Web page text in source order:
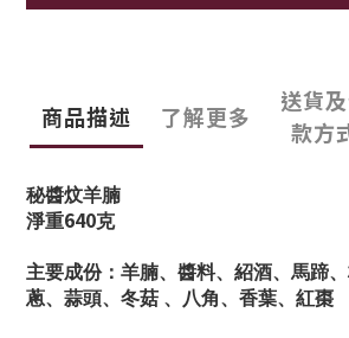
商品描述 了解更多
送貨
款方
秘醬炆羊腩
淨重640克
主要成份：羊腩、醬料、紹酒、馬蹄
蔥、蒜頭、冬菇 、八角、香葉、紅棗